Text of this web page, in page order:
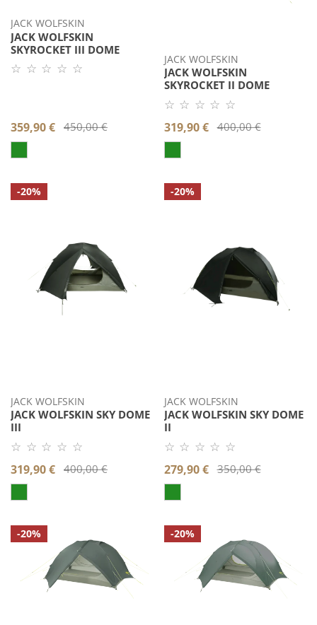
JACK WOLFSKIN
JACK WOLFSKIN
SKYROCKET III DOME
☆ ☆ ☆ ☆ ☆
Noch
Verkaufspreis
359,90 €
Regulärer
Preis
450,00 €
JACK WOLFSKIN
JACK WOLFSKIN
SKYROCKET II DOME
☆ ☆ ☆ ☆ ☆
Noch
keine
Bewertung.
Produkt
bewerten.
Verkaufspreis
319,90 €
Regulärer
Preis
400,00 €
Jack
Wolfskin
-20%
JACK WOLFSKIN
JACK WOLFSKIN SKY DOME
III
☆ ☆ ☆ ☆ ☆
Noch
keine
Bewertung.
Produkt
bewerten.
Verkaufspreis
319,90 €
Regulärer
Preis
400,00 €
Jack
Wolfskin
-20%
JACK WOLFSKIN
JACK WOLFSKIN SKY DOME
II
☆ ☆ ☆ ☆ ☆
Noch
keine
Bewertung.
Produkt
bewerten.
Verkaufspreis
279,90 €
Regulärer
Preis
350,00 €
Jack
Wolfskin
DOME
-20%
Jack
Wolfskin
DOME
-20%